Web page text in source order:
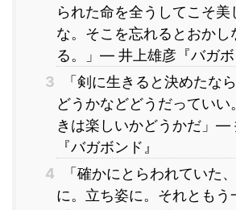
られた命を全うしてこそ美
な。そこを忘れるとおかし
る。」― 井上雄彦『バガボ
3
「剣に生きると決めたな
どうかなどどうだっていい
きは楽しいかどうかだ」―
『バガボンド』
4
「確かにとらわれていた
に。立ち姿に。それともう